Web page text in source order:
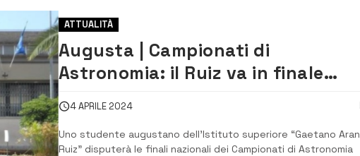
ATTUALITÀ
Augusta | Campionati di
Astronomia: il Ruiz va in finale
nazionale
4 APRILE 2024
Uno studente augustano dell’Istituto superiore “Gaetano
Ruiz” disputerà le finali nazionali dei Campionati di Astronomia